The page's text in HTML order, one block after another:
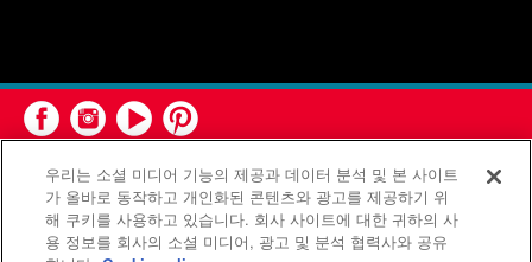
연합감리교회 공보부(United Methodist Communications)는 연
우리는 소셜 미디어 기능의 제공과 데이터 분석 및 본 사이트
가 올바로 동작하고 개인화된 콘텐츠와 광고를 제공하기 위
해 쿠키를 사용하고 있습니다. 회사 사이트에 대한 귀하의 사
용 정보를 회사의 소셜 미디어, 광고 및 분석 협력사와 공유